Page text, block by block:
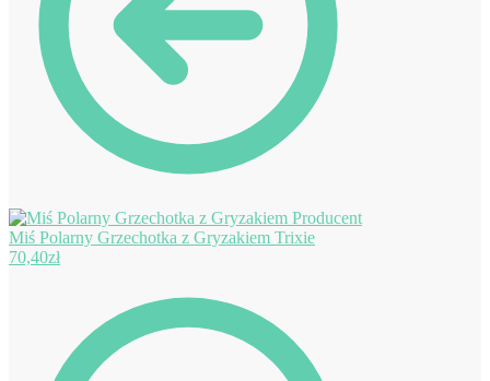
Miś Polarny Grzechotka z Gryzakiem Trixie
70,40zł